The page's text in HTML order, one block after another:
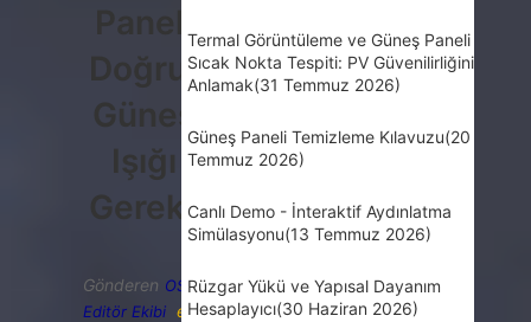
Paneli
Doğrudan
Güneş
Işığı
Gereksinimleri
Gönderen OSD
Editör Ekibi en
Termal Görüntüleme ve Güneş Paneli
Sıcak Nokta Tespiti: PV Güvenilirliğini
Anlamak(31 Temmuz 2026)
Güneş Paneli Temizleme Kılavuzu(20
Temmuz 2026)
Canlı Demo - İnteraktif Aydınlatma
Simülasyonu(13 Temmuz 2026)
Rüzgar Yükü ve Yapısal Dayanım
Hesaplayıcı(30 Haziran 2026)